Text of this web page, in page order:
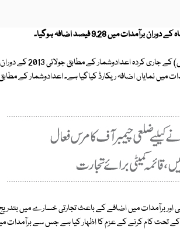
پاکستان ادارہ
میں نمایاں اضافہ ریکارڈ کیاگیا ہے۔ اعدادوشمار کے
اور برآمدات میں اضافے کے باعث تجارتی خسارے میں
کام کرنے کے عزم کا اظہار کیا ہے جس سے برآمدات